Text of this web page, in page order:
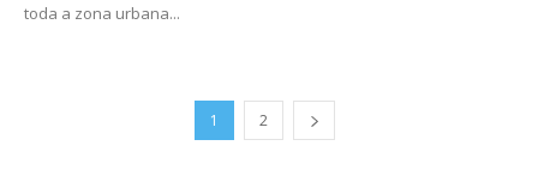
toda a zona urbana...
1 2